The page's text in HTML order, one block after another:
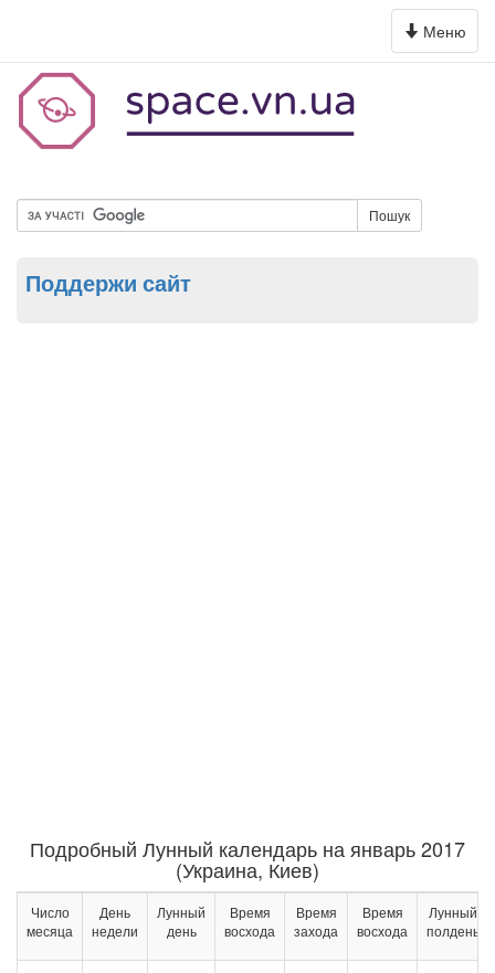
Toggle
navigation
Меню
Пошук
Поддержи сайт
Подробный Лунный календарь на январь 2017
(Украина, Киев)
Число
месяца
День
недели
Лунный
день
Время
восхода
Время
захода
Время
восхода
Лунный
полдень